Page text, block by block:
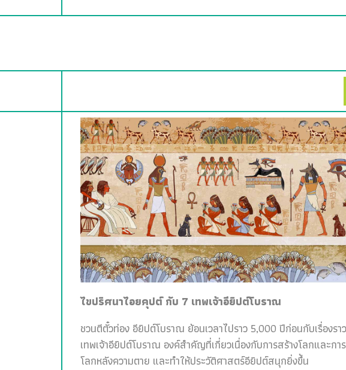
ไขปริศนาไอยคุปต์ กับ 7 เทพเจ้าอียิปต์โบราณ
ชวนตีตั๋วท่อง อียิปต์โบราณ ย้อนเวลาไปราว 5,000 ปีก่อนกับเรื่องรา
เทพเจ้าอียิปต์โบราณ องค์สำคัญที่เกี่ยวเนื่องกับการสร้างโลกและกา
โลกหลังความตาย และทำให้ประวัติศาสตร์อียิปต์สนุกยิ่งขึ้น